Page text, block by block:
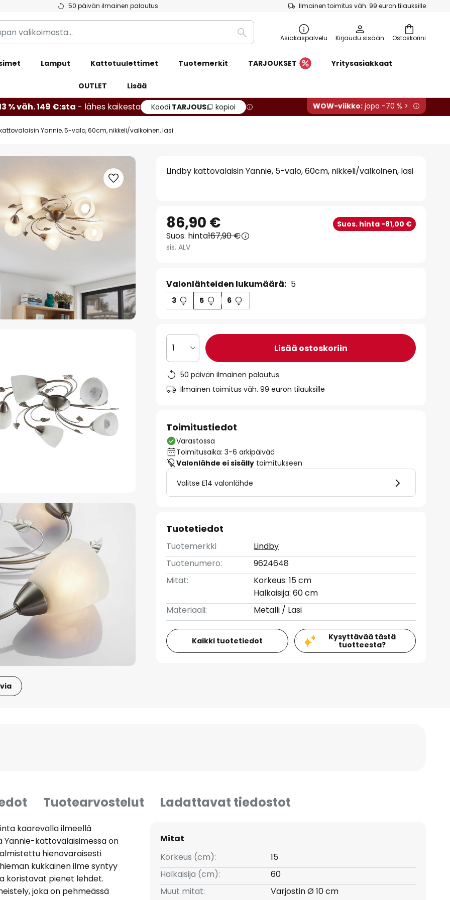
50 päivän ilmainen palautus Ilmainen toimitus väh. 99 euron tilauksille
Ostoskorini
Etsi Asiakaspalvelu Kirjaudu sisään
Lamput Kattotuulettimet Tuotemerkit TARJOUKSET Yritysasiakkaat
OUTLET Lisää
% väh. 149 €:sta - lähes kaikesta Koodi:TARJOUS kopioi WOW-viikko: jopa -70 % >
Yannie, 5-valo, 60cm, nikkeli/valkoinen, lasi
Lindby kattovalaisin Yannie, 5-valo, 60cm, nikkeli/valkoinen, lasi
86,90 € Suos. hinta -81,00 €
Suos. hinta167,90 €
sis. ALV
Valonlähteiden lukumäärä: 5
3 5 6
1 Lisää ostoskoriin
50 päivän ilmainen palautus
Ilmainen toimitus väh. 99 euron tilauksille
Toimitustiedot
Varastossa
Toimitusaika: 3-6 arkipäivää
Valonlähde ei sisälly toimitukseen
Valitse E14 valonlähde
Tuotetiedot
Tuotemerkki
Lindby
Tuotenumero:
9624648
Mitat:
Korkeus: 15 cm
Halkaisija: 60 cm
Materiaali:
Metalli / Lasi
Kaikki tuotetiedot
Kysyttävää tästä
tuotteesta?
Tuotearvostelut Ladattavat tiedostot
kaarevalla ilmeellä
Yannie-kattovalaisimessa on
hienovaraisesti
kukkainen ilme syntyy
koristavat pienet lehdet.
joka on pehmeässä
Mitat
Korkeus (cm):
15
Halkaisija (cm):
60
Muut mitat:
Varjostin Ø 10 cm